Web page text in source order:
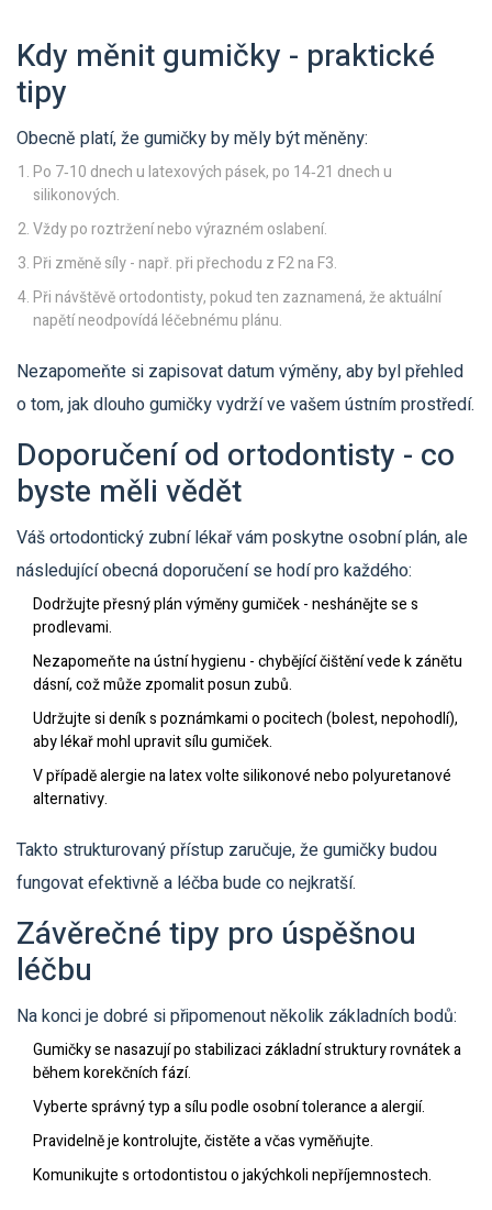
Kdy měnit gumičky - praktické
tipy
Obecně platí, že gumičky by měly být měněny:
Po 7‑10 dnech u latexových pásek, po 14‑21 dnech u
silikonových.
Vždy po roztržení nebo výrazném oslabení.
Při změně síly - např. při přechodu z F2 na F3.
Při návštěvě ortodontisty, pokud ten zaznamená, že aktuální
napětí neodpovídá léčebnému plánu.
Nezapomeňte si zapisovat datum výměny, aby byl přehled
o tom, jak dlouho gumičky vydrží ve vašem ústním prostředí.
Doporučení od ortodontisty - co
byste měli vědět
Vášortodontický zubní lékařvám poskytne osobní plán, ale
následující obecná doporučení se hodí pro každého:
Dodržujte přesný plán výměny gumiček - neshánějte se s
prodlevami.
Nezapomeňte na ústní hygienu - chybějící čištění vede k zánětu
dásní, což může zpomalit posun zubů.
Udržujte si deník s poznámkami o pocitech (bolest, nepohodlí),
aby lékař mohl upravit sílu gumiček.
V případě alergie na latex volte silikonové nebo polyuretanové
alternativy.
Takto strukturovaný přístup zaručuje, že gumičky budou
fungovat efektivně a léčba bude co nejkratší.
Závěrečné tipy pro úspěšnou
léčbu
Na konci je dobré si připomenout několik základních bodů:
Gumičky se nasazují po stabilizaci základní struktury rovnátek a
během korekčních fází.
Vyberte správný typ a sílu podle osobní tolerance a alergií.
Pravidelně je kontrolujte, čistěte a včas vyměňujte.
Komunikujte s ortodontistou o jakýchkoli nepříjemnostech.